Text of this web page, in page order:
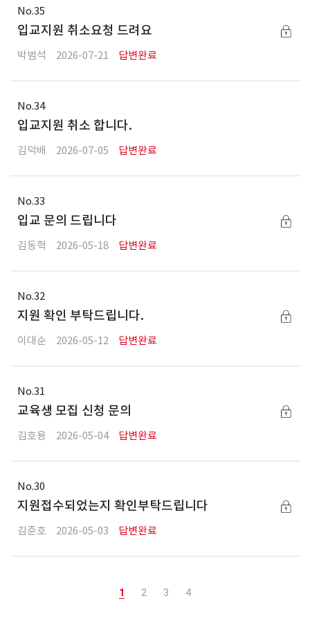
35
입교지원 취소요청 드려요
박범석 2026-07-21 답변완료
34
입교지원 취소 합니다.
김덕배 2026-07-05 답변완료
33
입교 문의 드립니다
김동혁 2026-05-18 답변완료
32
지원 확인 부탁드립니다.
이대순 2026-05-12 답변완료
31
교육생 모집 신청 문의
김호용 2026-05-04 답변완료
30
지원접수되었는지 확인부탁드립니다
김준호 2026-05-03 답변완료
1 2 3 4